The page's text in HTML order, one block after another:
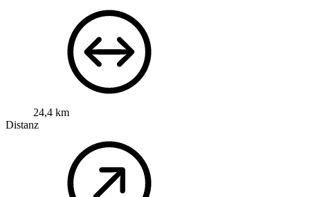
24,4 km
Distanz